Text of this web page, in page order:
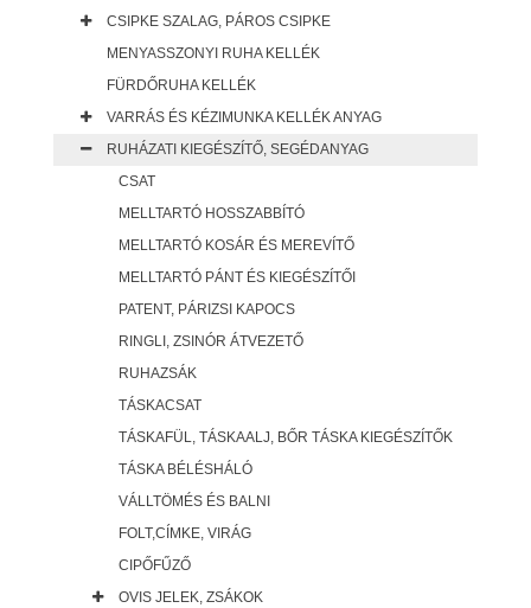
CSIPKE SZALAG, PÁROS CSIPKE
MENYASSZONYI RUHA KELLÉK
FÜRDŐRUHA KELLÉK
VARRÁS ÉS KÉZIMUNKA KELLÉK ANYAG
RUHÁZATI KIEGÉSZÍTŐ, SEGÉDANYAG
CSAT
MELLTARTÓ HOSSZABBÍTÓ
MELLTARTÓ KOSÁR ÉS MEREVÍTŐ
MELLTARTÓ PÁNT ÉS KIEGÉSZÍTŐI
PATENT, PÁRIZSI KAPOCS
RINGLI, ZSINÓR ÁTVEZETŐ
RUHAZSÁK
TÁSKACSAT
TÁSKAFÜL, TÁSKAALJ, BŐR TÁSKA KIEGÉSZÍTŐK
TÁSKA BÉLÉSHÁLÓ
VÁLLTÖMÉS ÉS BALNI
FOLT,CÍMKE, VIRÁG
CIPŐFŰZŐ
OVIS JELEK, ZSÁKOK